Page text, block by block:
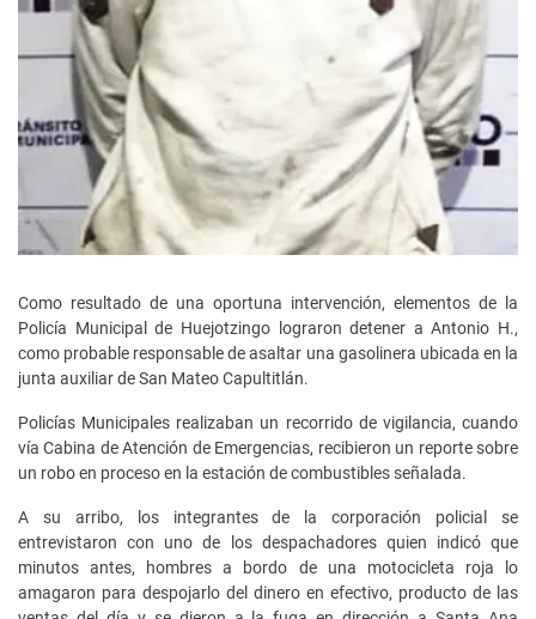
Como resultado de una oportuna intervención, elementos de la
Policía Municipal de Huejotzingo lograron detener a Antonio H.,
como probable responsable de asaltar una gasolinera ubicada en la
junta auxiliar de San Mateo Capultitlán.
Policías Municipales realizaban un recorrido de vigilancia, cuando
vía Cabina de Atención de Emergencias, recibieron un reporte sobre
un robo en proceso en la estación de combustibles señalada.
A su arribo, los integrantes de la corporación policial se
entrevistaron con uno de los despachadores quien indicó que
minutos antes, hombres a bordo de una motocicleta roja lo
amagaron para despojarlo del dinero en efectivo, producto de las